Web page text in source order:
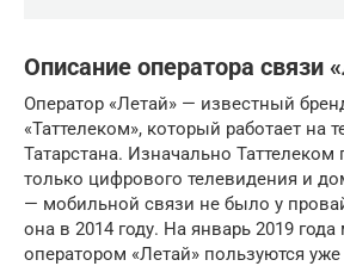
Описание оператора связи
Оператор «Летай» — известный
«Таттелеком», который работает на
Татарстана. Изначально Таттелеком
только цифрового телевидения и
— мобильной связи не было у
она в 2014 году. На январь 2019
оператором «Летай» пользуются